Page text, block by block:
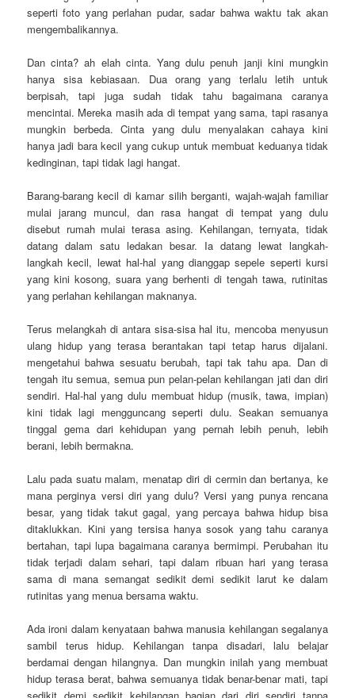
seperti foto yang perlahan pudar, sadar bahwa waktu tak akan
mengembalikannya.
Dan cinta? ah elah cinta. Yang dulu penuh janji kini mungkin
hanya sisa kebiasaan. Dua orang yang terlalu letih untuk
berpisah, tapi juga sudah tidak tahu bagaimana caranya
mencintai. Mereka masih ada di tempat yang sama, tapi rasanya
mungkin berbeda. Cinta yang dulu menyalakan cahaya kini
hanya jadi bara kecil yang cukup untuk membuat keduanya tidak
kedinginan, tapi tidak lagi hangat.
Barang-barang kecil di kamar silih berganti, wajah-wajah familiar
mulai jarang muncul, dan rasa hangat di tempat yang dulu
disebut rumah mulai terasa asing. Kehilangan, ternyata, tidak
datang dalam satu ledakan besar. Ia datang lewat langkah-
langkah kecil, lewat hal-hal yang dianggap sepele seperti kursi
yang kini kosong, suara yang berhenti di tengah tawa, rutinitas
yang perlahan kehilangan maknanya.
Terus melangkah di antara sisa-sisa hal itu, mencoba menyusun
ulang hidup yang terasa berantakan tapi tetap harus dijalani.
mengetahui bahwa sesuatu berubah, tapi tak tahu apa. Dan di
tengah itu semua, semua pun pelan-pelan kehilangan jati dan diri
sendiri. Hal-hal yang dulu membuat hidup (musik, tawa, impian)
kini tidak lagi mengguncang seperti dulu. Seakan semuanya
tinggal gema dari kehidupan yang pernah lebih penuh, lebih
berani, lebih bermakna.
Lalu pada suatu malam, menatap diri di cermin dan bertanya, ke
mana perginya versi diri yang dulu? Versi yang punya rencana
besar, yang tidak takut gagal, yang percaya bahwa hidup bisa
ditaklukkan. Kini yang tersisa hanya sosok yang tahu caranya
bertahan, tapi lupa bagaimana caranya bermimpi. Perubahan itu
tidak terjadi dalam sehari, tapi dalam ribuan hari yang terasa
sama di mana semangat sedikit demi sedikit larut ke dalam
rutinitas yang menua bersama waktu.
Ada ironi dalam kenyataan bahwa manusia kehilangan segalanya
sambil terus hidup. Kehilangan tanpa disadari, lalu belajar
berdamai dengan hilangnya. Dan mungkin inilah yang membuat
hidup terasa berat, bahwa semuanya tidak benar-benar mati, tapi